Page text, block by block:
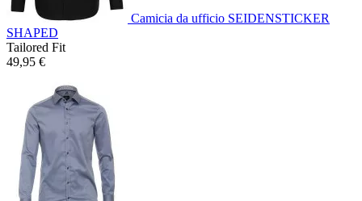
Camicia da ufficio SEIDENSTICKER
SHAPED
Tailored Fit
49,95 €